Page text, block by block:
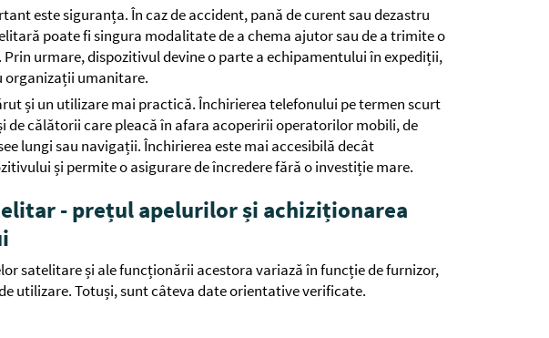
este siguranța. În caz de accident, pană de curent sau dezastru
poate fi singura modalitate de a chema ajutor sau de a trimite o
urmare, dispozitivul devine o parte a echipamentului în expediții,
organizații umanitare.
și un utilizare mai practică. Închirierea telefonului pe termen scurt
de călătorii care pleacă în afara acoperirii operatorilor mobili, de
lungi sau navigații. Închirierea este mai accesibilă decât
și permite o asigurare de încredere fără o investiție mare.
- prețul apelurilor și achiziționarea
satelitare și ale funcționării acestora variază în funcție de furnizor,
utilizare. Totuși, sunt câteva date orientative verificate.